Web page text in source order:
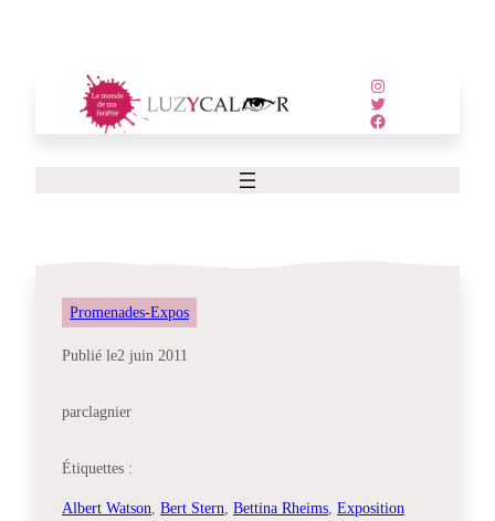
Instagram
Twitter
Facebook
Promenades-Expos
Publié le2 juin 2011
parclagnier
Étiquettes :
Albert Watson Bert Stern Bettina Rheims Exposition